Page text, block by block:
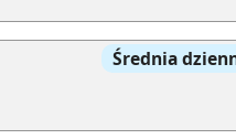
Średnia